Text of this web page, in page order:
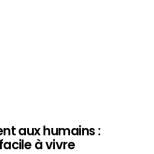
aux humains :
à vivre